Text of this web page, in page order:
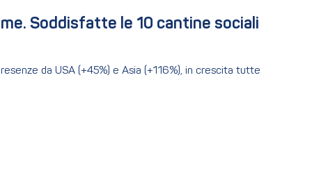
Soddisfatte le 10 cantine sociali
da USA (+45%) e Asia (+116%), in crescita tutte